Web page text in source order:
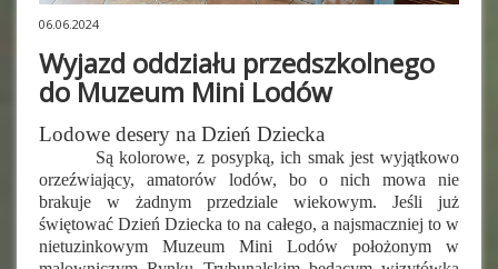
06.06.2024
Wyjazd oddziału przedszkolnego
do Muzeum Mini Lodów
Lodowe desery na Dzień Dziecka
Są kolorowe, z posypką, ich smak jest wyjątkowo
orzeźwiający, amatorów lodów, bo o nich mowa nie
brakuje w żadnym przedziale wiekowym. Jeśli już
świętować Dzień Dziecka to na całego, a najsmaczniej to w
nietuzinkowym Muzeum Mini Lodów położonym w